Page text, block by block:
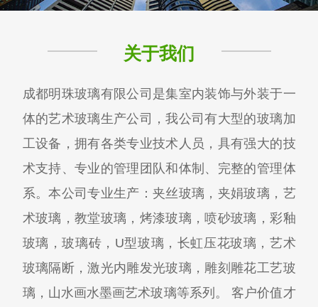
关于我们
成都明珠玻璃有限公司是集室内装饰与外装于一
体的艺术玻璃生产公司，我公司有大型的玻璃加
工设备，拥有各类专业技术人员，具有强大的技
术支持、专业的管理团队和体制、完整的管理体
系。本公司专业生产：夹丝玻璃，夹娟玻璃，艺
术玻璃，教堂玻璃，烤漆玻璃，喷砂玻璃，彩釉
玻璃，玻璃砖，U型玻璃，长虹压花玻璃，艺术
玻璃隔断，激光内雕发光玻璃，雕刻雕花工艺玻
璃，山水画水墨画艺术玻璃等系列。 客户价值才